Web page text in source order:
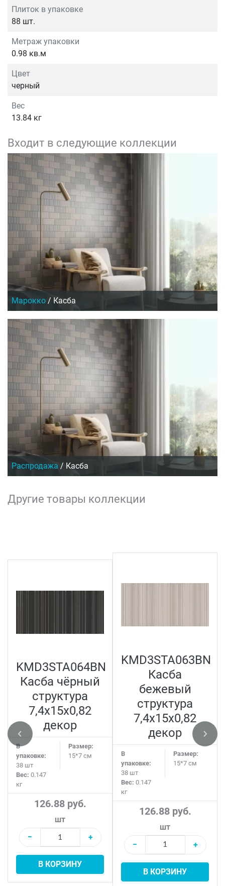
Плиток в упаковке
88 шт.
Метраж упаковки
0.98 кв.м
Цвет
черный
Вес
13.84 кг
Входит в следующие коллекции
Марокко / Касба
Распродажа / Касба
Другие товары коллекции
KMD3STA064BN
Касба чёрный
структура
7,4x15x0,82
декор
В
упаковке:
38 шт
Размер:
15*7 см
Вес: 0.147
кг
126.88 руб.
шт
−
+
В КОРЗИНУ
KMD3STA063BN
Касба
бежевый
структура
7,4x15x0,82
декор
В
упаковке:
38 шт
Размер:
15*7 см
Вес: 0.147
кг
126.88 руб.
шт
−
+
В КОРЗИНУ